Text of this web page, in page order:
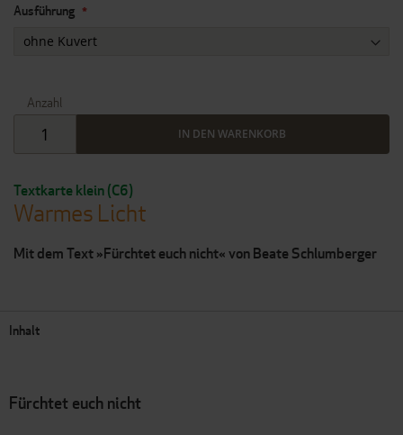
Textkarte klein (C6)
Warmes Licht
Mit dem Text »Fürchtet euch nicht« von Beate Schlumberger
Ausführung
Anzahl
IN DEN WARENKORB
Inhalt
Fürchtet euch nicht